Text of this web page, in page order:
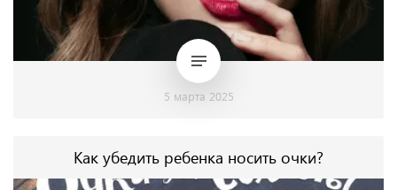
5 марта 2025
Как убедить ребенка носить очки?